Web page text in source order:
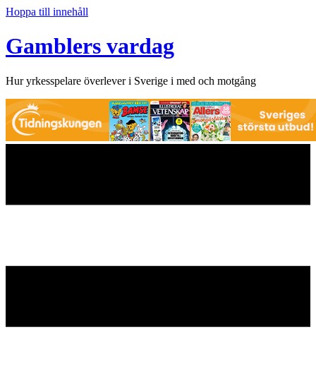
Hoppa till innehåll
Gamblers vardag
Hur yrkesspelare överlever i Sverige i med och motgång